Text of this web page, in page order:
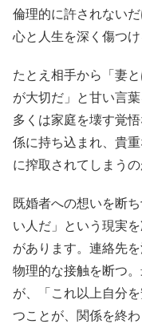
倫理的に許されない
心と人生を深く傷つけ
たとえ相手から「妻
が大切だ」と甘い言
多くは家庭を壊す覚
係に持ち込まれ、貴
に搾取されてしまうの
既婚者への想いを断
い人だ」という現実
があります。連絡先
物理的な接触を断つ
が、「これ以上自分
つことが、関係を終